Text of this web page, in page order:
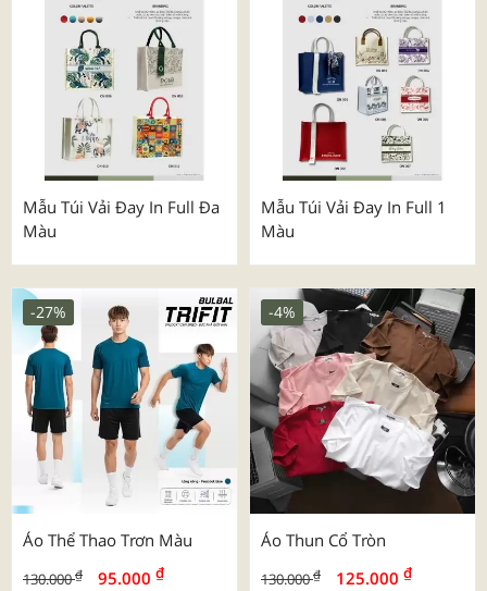
Mẫu Túi Vải Đay In Full Đa
Màu
Mẫu Túi Vải Đay In Full 1
Màu
Áo Thể Thao Trơn Màu
130.000₫ 95.000 ₫
-27%
Áo Thun Cổ Tròn
130.000₫ 125.000 ₫
-4%